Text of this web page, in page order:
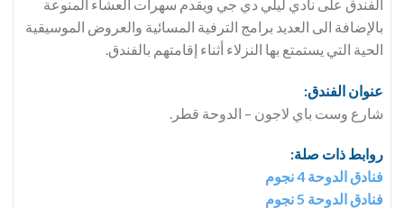
الفندق على نادي ليلي دي جي ويقدم سهرات العشاء المنوعة
بالإضافة الى العديد برامج الترفية المسائية والعروض الموسيقية
الحية التي يستمتع بها النزلاء أثناء إقامتهم بالفندق.
عنوان الفندق:
شارع وست باي لاجون – الدوحة قطر.
روابط ذات صلة:
فنادق الدوحة 4 نجوم
فنادق الدوحة 5 نجوم